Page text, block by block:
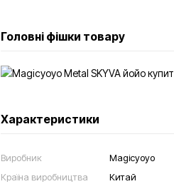
Головні фішки товару
Характеристики
Виробник
Magicyoyo
Країна виробництва
Китай